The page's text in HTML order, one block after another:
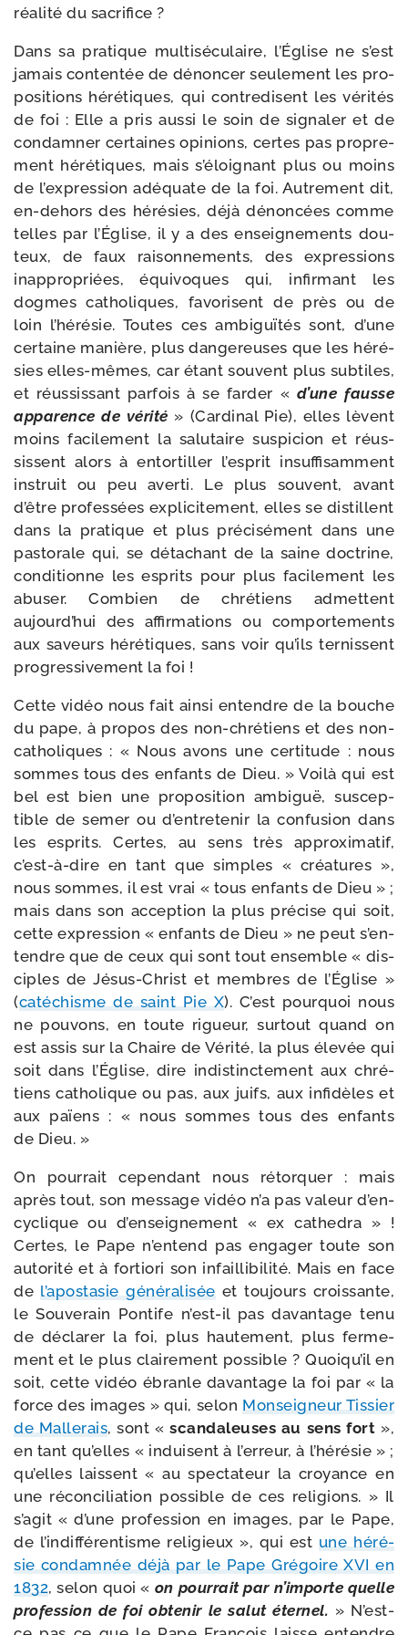
réa­li­té du sacrifice ?
Dans sa pra­tique mul­ti­sé­cu­laire, l’Église ne s’est
jamais conten­tée de dénon­cer seule­ment les pro­
po­si­tions héré­tiques, qui contre­disent les véri­tés
de foi : Elle a pris aus­si le soin de signa­ler et de
condam­ner cer­taines opi­nions, certes pas pro­pre­
ment héré­tiques, mais s’é­loi­gnant plus ou moins
de l’ex­pres­sion adé­quate de la foi. Autrement dit,
en-​dehors des héré­sies, déjà dénon­cées comme
telles par l’Église, il y a des ensei­gne­ments dou­
teux, de faux rai­son­ne­ments, des expres­sions
inap­pro­priées, équi­voques qui, infir­mant les
dogmes catho­liques, favo­risent de près ou de
loin l’hé­ré­sie. Toutes ces ambi­guï­tés sont, d’une
cer­taine manière, plus dan­ge­reuses que les héré­
sies elles-​mêmes, car étant sou­vent plus sub­tiles,
et réus­sis­sant par­fois à se far­der « d’une fausse
appa­rence de véri­té » (Cardinal Pie), elles lèvent
moins faci­le­ment la salu­taire sus­pi­cion et réus­
sissent alors à entor­tiller l’es­prit insuf­fi­sam­ment
ins­truit ou peu aver­ti. Le plus sou­vent, avant
d’être pro­fes­sées expli­ci­te­ment, elles se dis­til­lent
dans la pra­tique et plus pré­ci­sé­ment dans une
pas­to­rale qui, se déta­chant de la saine doc­trine,
condi­tionne les esprits pour plus faci­le­ment les
abu­ser. Combien de chré­tiens admettent
aujourd’­hui des affir­ma­tions ou com­por­te­ments
aux saveurs héré­tiques, sans voir qu’ils ter­nissent
pro­gres­si­ve­ment la foi !
Cette vidéo nous fait ain­si entendre de la bouche
du pape, à pro­pos des non-​chrétiens et des non-​
catholiques : « Nous avons une cer­ti­tude : nous
sommes tous des enfants de Dieu. » Voilà qui est
bel est bien une pro­po­si­tion ambi­guë, sus­cep­
tible de semer ou d’en­tre­te­nir la confu­sion dans
les esprits. Certes, au sens très approxi­ma­tif,
c’est-​à-​dire en tant que simples « créa­tures »,
nous sommes, il est vrai « tous enfants de Dieu » ;
mais dans son accep­tion la plus pré­cise qui soit,
cette expres­sion « enfants de Dieu » ne peut s’en­
tendre que de ceux qui sont tout ensemble « dis­
ciples de Jésus-​Christ et membres de l’Église »
(caté­chisme de saint Pie X). C’est pour­quoi nous
ne pou­vons, en toute rigueur, sur­tout quand on
est assis sur la Chaire de Vérité, la plus éle­vée qui
soit dans l’Église, dire indis­tinc­te­ment aux chré­
tiens catho­lique ou pas, aux juifs, aux infi­dèles et
aux païens : « nous sommes tous des enfants
de Dieu. »
On pour­rait cepen­dant nous rétor­quer : mais
après tout, son mes­sage vidéo n’a pas valeur d’en­
cy­clique ou d’en­sei­gne­ment « ex cathe­dra » !
Certes, le Pape n’en­tend pas enga­ger toute son
auto­ri­té et à for­tio­ri son infailli­bi­li­té. Mais en face
del’a­po­sta­sie géné­ra­li­séeet tou­jours crois­sante,
le Souverain Pontife n’est-​il pas davan­tage tenu
de décla­rer la foi, plus hau­te­ment, plus fer­me­
ment et le plus clai­re­ment pos­sible ? Quoiqu’il en
soit, cette vidéo ébranle davan­tage la foi par « la
force des images » qui, selonMonseigneur Tissier
de Mallerais, sont «scan­da­leuses au sens fort »,
en tant qu’elles « induisent à l’er­reur, à l’hé­ré­sie » ;
qu’elles laissent « au spec­ta­teur la croyance en
une récon­ci­lia­tion pos­sible de ces reli­gions. » Il
s’a­git « d’une pro­fes­sion en images, par le Pape,
de l’in­dif­fé­ren­tisme reli­gieux », qui est une héré­
sie condam­née déjà par le Pape Grégoire XVI en
1832, selon quoi « on pour­rait par n’im­porte quelle
pro­fes­sion de foi obte­nir le salut éter­nel. » N’est-​